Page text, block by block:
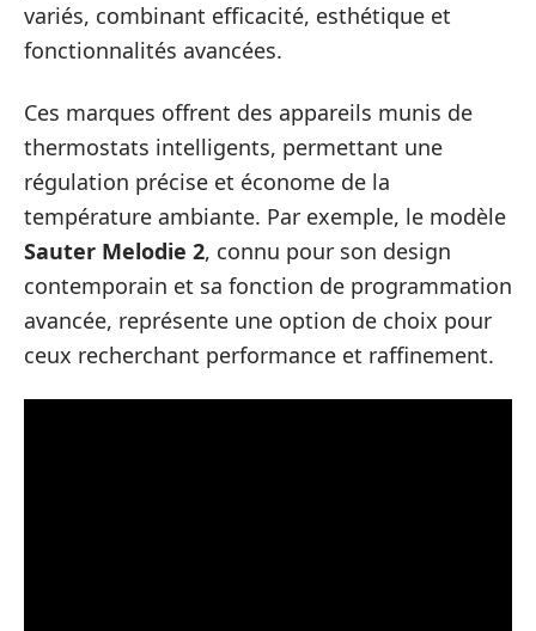
variés, combinant efficacité, esthétique et
fonctionnalités avancées.
Ces marques offrent des appareils munis de
thermostats intelligents, permettant une
régulation précise et économe de la
température ambiante. Par exemple, le modèle
Sauter Melodie 2, connu pour son design
contemporain et sa fonction de programmation
avancée, représente une option de choix pour
ceux recherchant performance et raffinement.